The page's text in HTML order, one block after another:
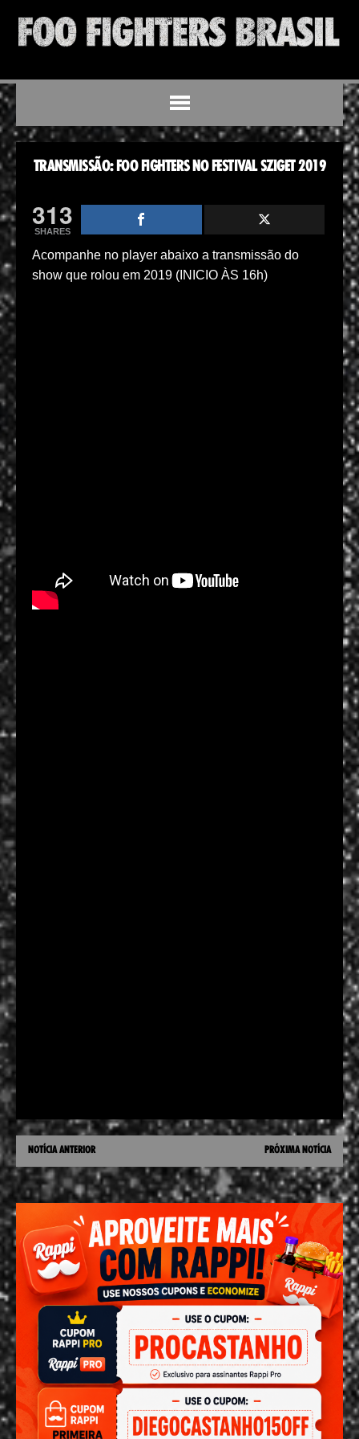
TRANSMISSÃO: FOO FIGHTERS NO FESTIVAL SZIGET 2019
313
SHARES
Acompanhe no player abaixo a transmissão do
show que rolou em 2019 (INICIO ÀS 16h)
NOTÍCIA ANTERIOR PRÓXIMA NOTÍCIA